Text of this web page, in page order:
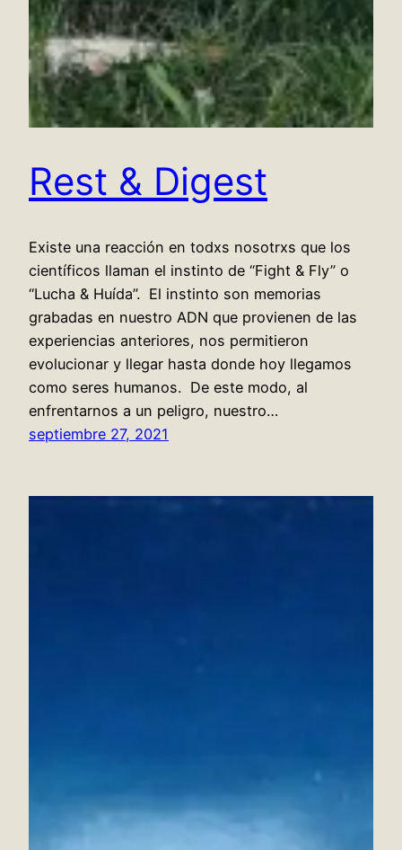
Rest & Digest
Existe una reacción en todxs nosotrxs que los
científicos llaman el instinto de “Fight & Fly” o
“Lucha & Huída”. El instinto son memorias
grabadas en nuestro ADN que provienen de las
experiencias anteriores, nos permitieron
evolucionar y llegar hasta donde hoy llegamos
como seres humanos. De este modo, al
enfrentarnos a un peligro, nuestro…
septiembre 27, 2021